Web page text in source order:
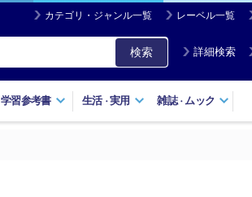
カテゴリ・ジャンル一覧 レーベル一覧
検索 詳細検索
学習参考書 生活・実用 雑誌・ ムック